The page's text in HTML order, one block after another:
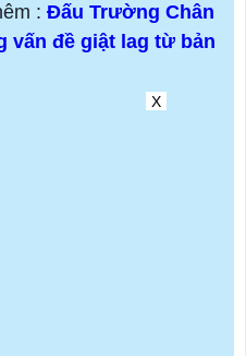
: Đấu Trường Chân
vấn đề giật lag từ bản
X